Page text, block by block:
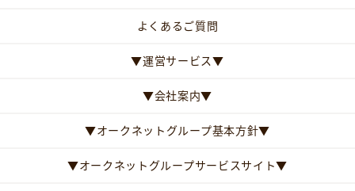
よくあるご質問
▼運営サービス▼
▼会社案内▼
▼オークネットグループ基本方針▼
▼オークネットグループサービスサイト▼